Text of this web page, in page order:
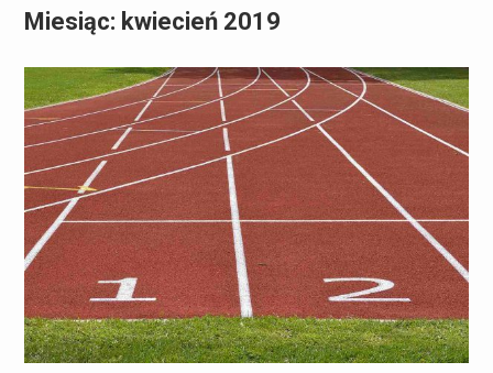
Miesiąc: kwiecień 2019